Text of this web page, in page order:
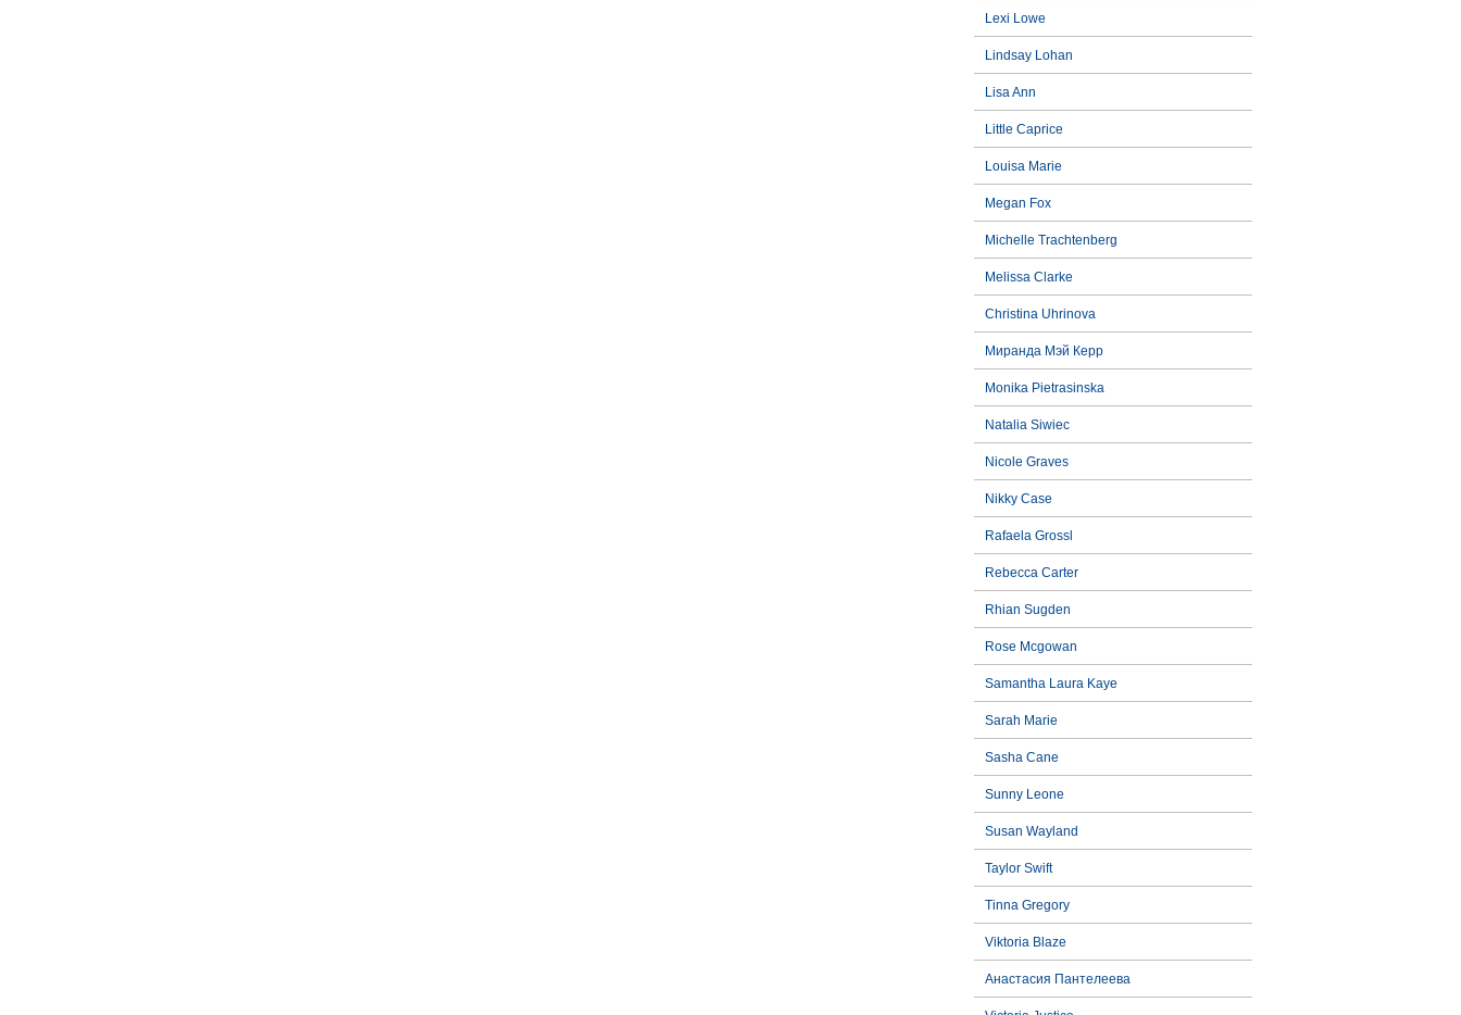
Lexi Lowe
Lindsay Lohan
Lisa Ann
Little Caprice
Louisa Marie
Megan Fox
Michelle Trachtenberg
Melissa Clarke
Christina Uhrinova
Миранда Мэй Керр
Monika Pietrasinska
Natalia Siwiec
Nicole Graves
Nikky Case
Rafaela Grossl
Rebecca Carter
Rhian Sugden
Rose Mcgowan
Samantha Laura Kaye
Sarah Marie
Sasha Cane
Sunny Leone
Susan Wayland
Taylor Swift
Tinna Gregory
Viktoria Blaze
Анастасия Пантелеева